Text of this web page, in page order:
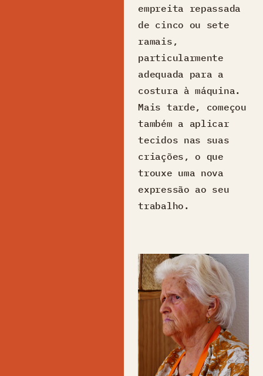
empreita repassada
de cinco ou sete
ramais,
particularmente
adequada para a
costura à máquina.
Mais tarde, começou
também a aplicar
tecidos nas suas
criações, o que
trouxe uma nova
expressão ao seu
trabalho.